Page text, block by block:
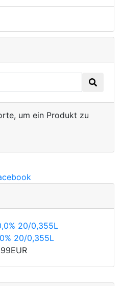
um ein Produkt zu
20/0,355L